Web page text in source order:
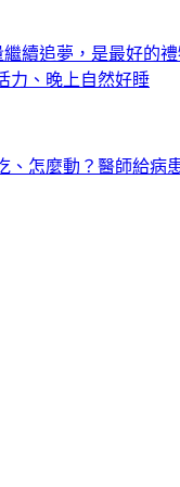
續追夢，是最好的
力、晚上自然好睡
、怎麼動？醫師給病